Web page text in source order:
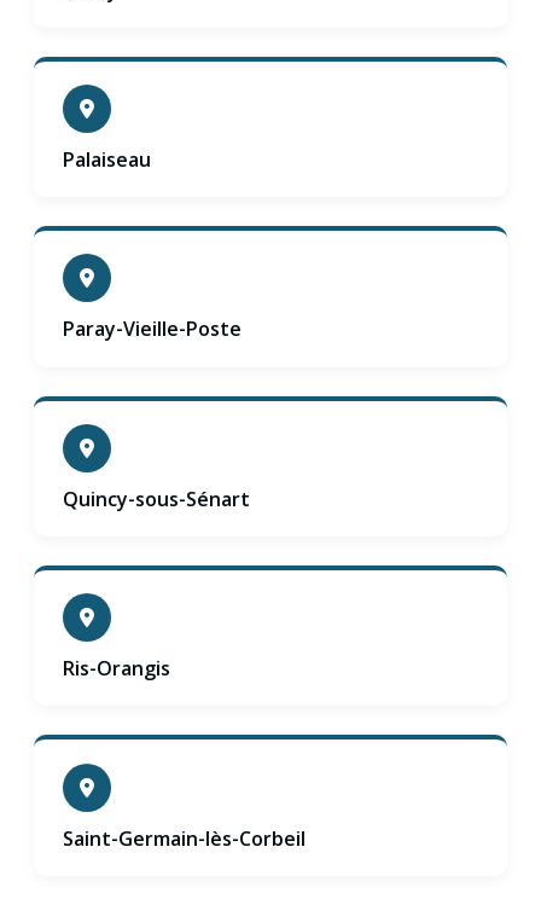
Palaiseau
Paray-Vieille-Poste
Quincy-sous-Sénart
Ris-Orangis
Saint-Germain-lès-Corbeil